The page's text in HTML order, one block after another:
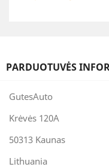
PARDUOTUVĖS
GutesAuto
Krėvės 120A
50313 Kaunas
Lithuania